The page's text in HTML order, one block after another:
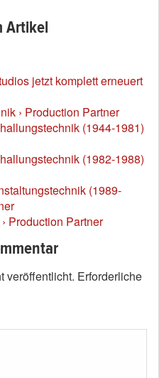
Artikel
jetzt komplett erneuert
› Production Partner
(1944-1981)
(1982-1988)
(1989-
Production Partner
veröffentlicht. Erforderliche